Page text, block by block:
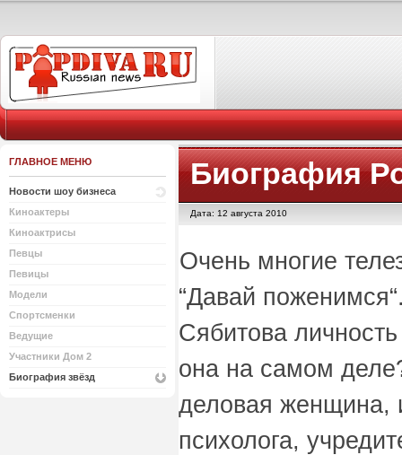
ГЛАВНОЕ МЕНЮ
Новости шоу бизнеса
Киноактеры
Киноактрисы
Певцы
Певицы
Модели
Спортсменки
Ведущие
Участники Дом 2
Биография звёзд
Биография
Дата: 12 августа 2010
Очень многие
“Давай
Сябитова
она на самом
деловая женщина,
психолога,